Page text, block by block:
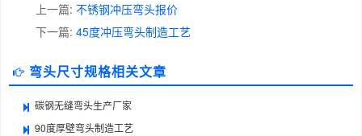
上一篇: 不锈钢冲压弯头报价
下一篇: 45度冲压弯头制造工艺
弯头尺寸规格相关文章
碳钢无缝弯头生产厂家
90度厚壁弯头制造工艺